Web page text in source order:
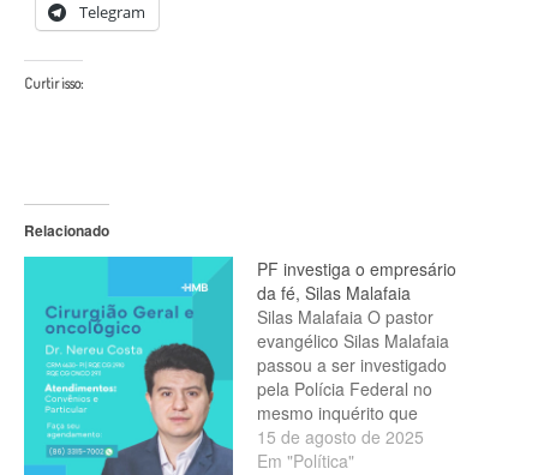
Telegram
Curtir isso:
Relacionado
PF investiga o empresário
da fé, Silas Malafaia
Silas Malafaia O pastor
evangélico Silas Malafaia
passou a ser investigado
pela Polícia Federal no
mesmo inquérito que
envolve o ex-presidente
Jair Bolsonaro (PL), o
15 de agosto de 2025
Em "Política"